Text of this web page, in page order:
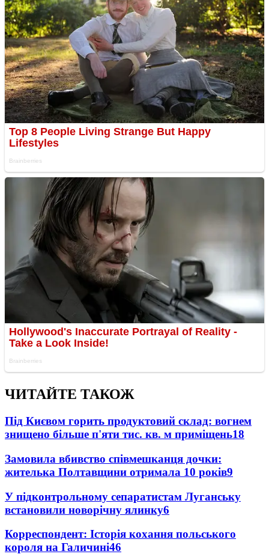
ЧИТАЙТЕ ТАКОЖ
Під Києвом горить продуктовий склад: вогнем
знищено більше п'яти тис. кв. м приміщень18
Замовила вбивство співмешканця дочки:
жителька Полтавщини отримала 10 років9
У підконтрольному сепаратистам Луганську
встановили новорічну ялинку6
Корреспондент: Історія кохання польського
короля на Галичині46